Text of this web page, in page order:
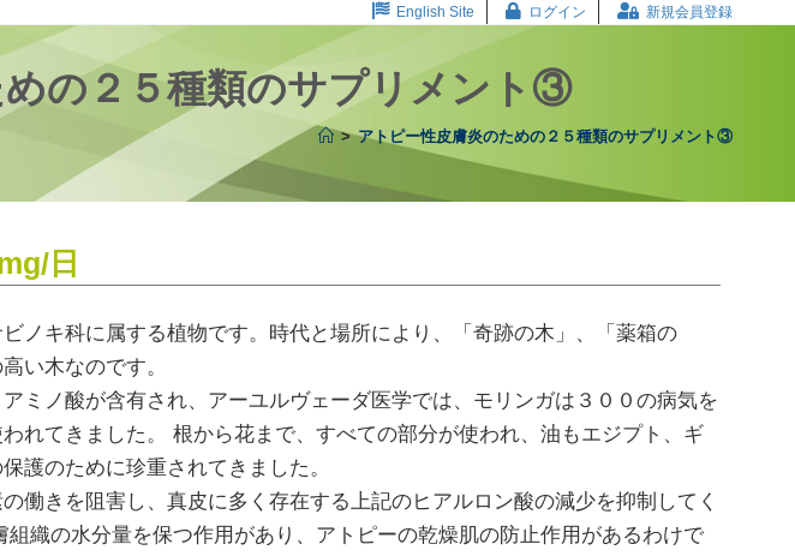
English Site ログイン 新規会員登録
の２５種類のサプリメント③
> アトピー性皮膚炎のための２５種類のサプリメント③
日
ノキ科に属する植物です。時代と場所により、「奇跡の木」、「薬箱の
い木なのです。
ミノ酸が含有され、アーユルヴェーダ医学では、モリンガは３００の病気を
れてきました。 根から花まで、すべての部分が使われ、油もエジプト、ギ
護のために珍重されてきました。
働きを阻害し、真皮に多く存在する上記のヒアルロン酸の減少を抑制してく
織の水分量を保つ作用があり、アトピーの乾燥肌の防止作用があるわけで